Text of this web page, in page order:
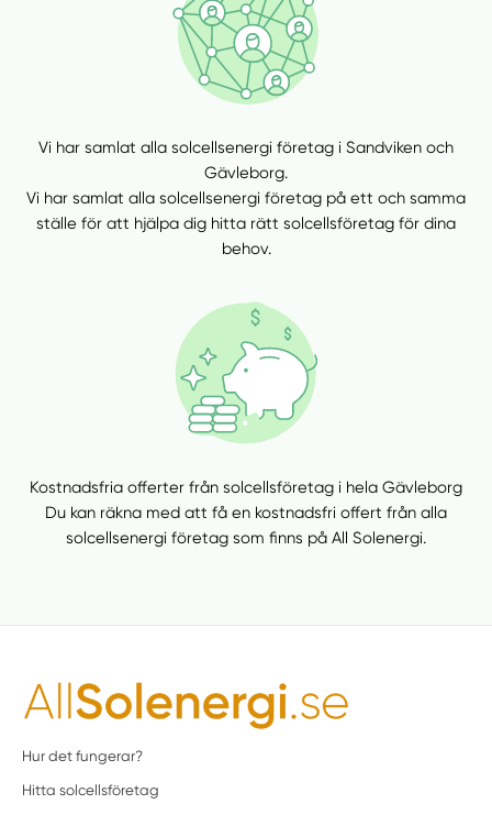
Vi har samlat alla solcellsenergi företag i Sandviken och
Gävleborg.
Vi har samlat alla solcellsenergi företag på ett och samma
ställe för att hjälpa dig hitta rätt solcellsföretag för dina
behov.
Kostnadsfria offerter från solcellsföretag i hela Gävleborg
Du kan räkna med att få en kostnadsfri offert från alla
solcellsenergi företag som finns på All Solenergi.
Hur det fungerar?
Hitta solcellsföretag